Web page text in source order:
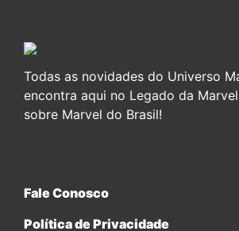
Todas as novidades do Universo
encontra aqui no Legado da
sobre Marvel do Brasil!
Fale Conosco
Política de Privacidade